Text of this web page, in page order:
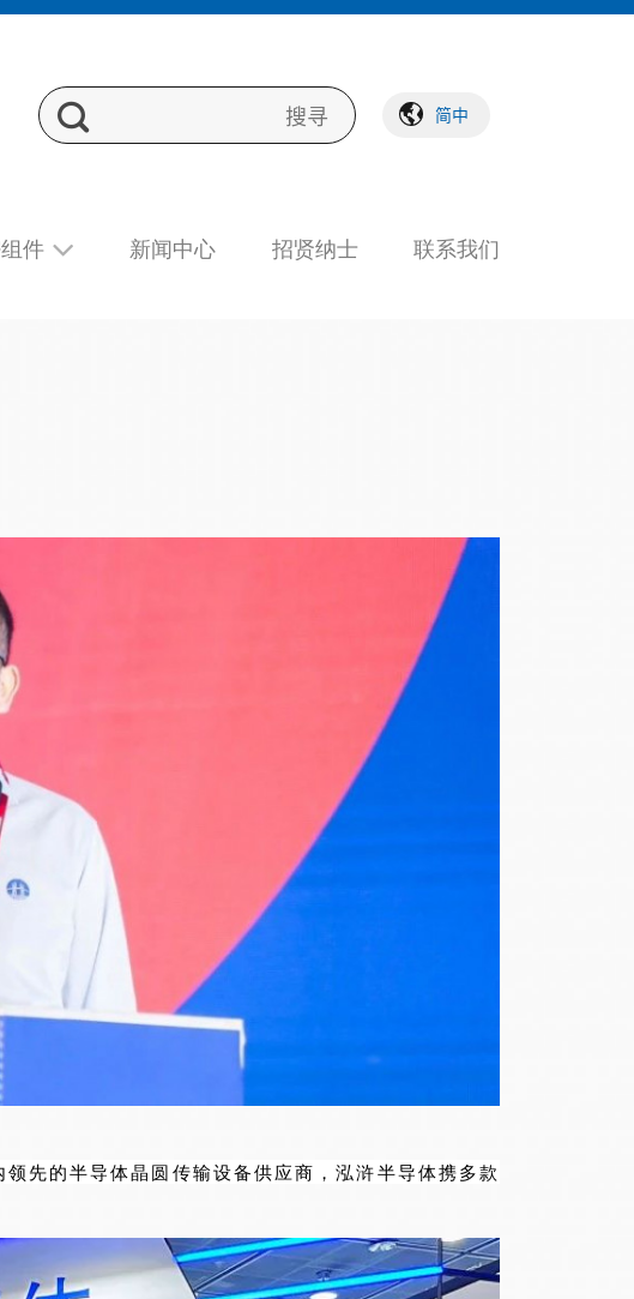
简中
件 新闻中心 招贤纳士 联系我们
先的半导体晶圆传输设备供应商，泓浒半导体携多款